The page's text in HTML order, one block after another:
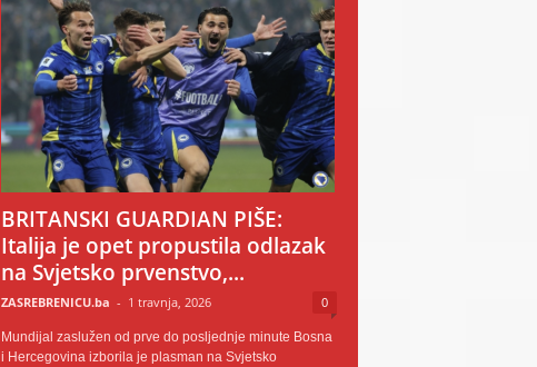
BRITANSKI GUARDIAN PIŠE:
Italija je opet propustila odlazak
na Svjetsko prvenstvo,...
ZASREBRENICU.ba - 1 travnja, 2026 0
Mundijal zaslužen od prve do posljednje minute Bosna
i Hercegovina izborila je plasman na Svjetsko